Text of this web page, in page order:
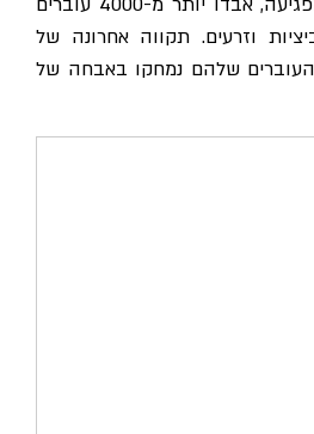
וזרעים. תקווה אחרונה של
העוברים שלהם נמחקו באבחה של